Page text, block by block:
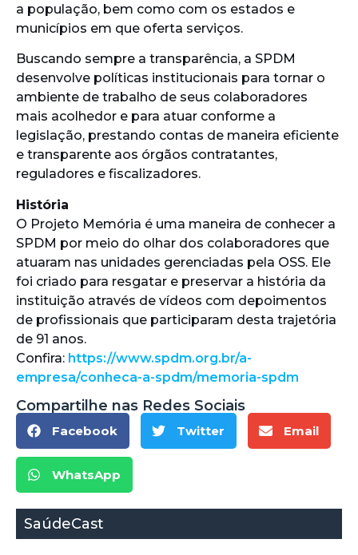
a população, bem como com os estados e
municípios em que oferta serviços.
Buscando sempre a transparência, a SPDM
desenvolve políticas institucionais para tornar o
ambiente de trabalho de seus colaboradores
mais acolhedor e para atuar conforme a
legislação, prestando contas de maneira eficiente
e transparente aos órgãos contratantes,
reguladores e fiscalizadores.
História
O Projeto Memória é uma maneira de conhecer a
SPDM por meio do olhar dos colaboradores que
atuaram nas unidades gerenciadas pela OSS. Ele
foi criado para resgatar e preservar a história da
instituição através de vídeos com depoimentos
de profissionais que participaram desta trajetória
de 91 anos.
Confira: https://www.spdm.org.br/a-
empresa/conheca-a-spdm/memoria-spdm
Compartilhe nas Redes Sociais
Facebook Twitter Email
WhatsApp
SaúdeCast